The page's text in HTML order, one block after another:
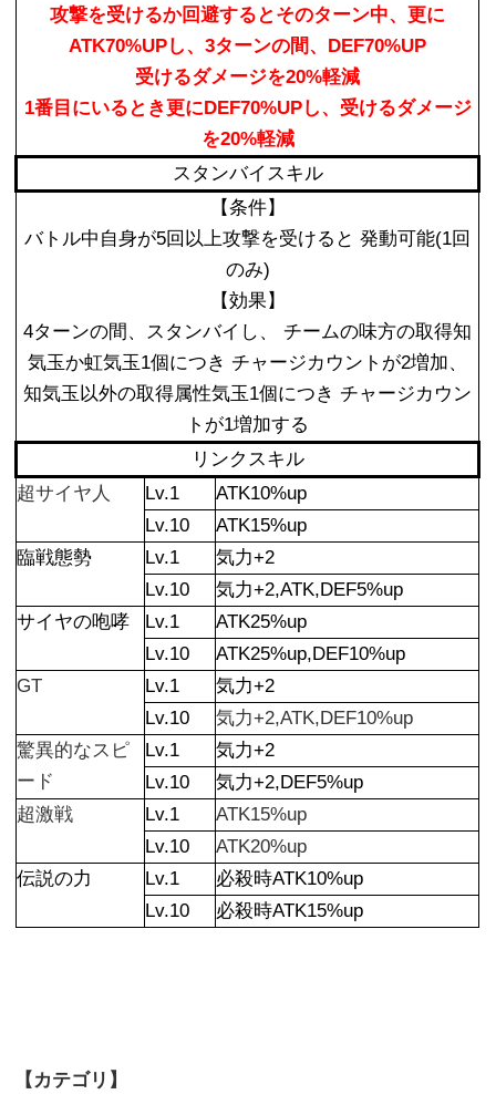
攻撃を受けるか回避するとそのターン中、更に
ATK70%UPし、3ターンの間、DEF70%UP
受けるダメージを20%軽減
1番目にいるとき更にDEF70%UPし、受けるダメージ
を20%軽減
スタンバイスキル
【条件】
バトル中自身が5回以上攻撃を受けると 発動可能(1回
のみ)
【効果】
4ターンの間、スタンバイし、 チームの味方の取得知
気玉か虹気玉1個につき チャージカウントが2増加、
知気玉以外の取得属性気玉1個につき チャージカウン
トが1増加する
リンクスキル
超サイヤ人
Lv.1
ATK10%up
Lv.10
ATK15%up
臨戦態勢
Lv.1
気力+2
Lv.10
気力+2,ATK,DEF5%up
サイヤの咆哮
Lv.1
ATK25%up
Lv.10
ATK25%up,DEF10%up
GT
Lv.1
気力+2
Lv.10
気力+2,ATK,DEF10%up
驚異的なスピ
ード
Lv.1
気力+2
Lv.10
気力+2,DEF5%up
超激戦
Lv.1
ATK15%up
Lv.10
ATK20%up
伝説の力
Lv.1
必殺時ATK10%up
Lv.10
必殺時ATK15%up
【カテゴリ】